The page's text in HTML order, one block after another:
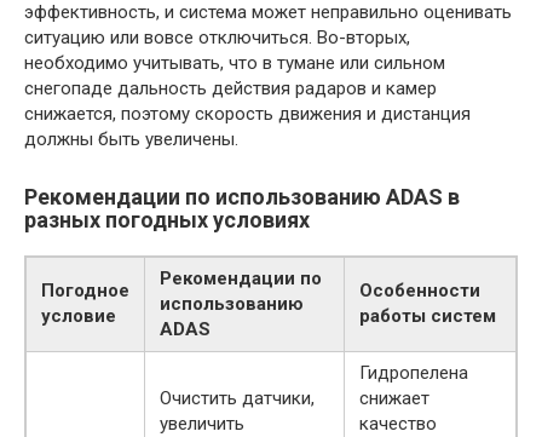
эффективность, и система может неправильно оценивать
ситуацию или вовсе отключиться. Во-вторых,
необходимо учитывать, что в тумане или сильном
снегопаде дальность действия радаров и камер
снижается, поэтому скорость движения и дистанция
должны быть увеличены.
Рекомендации по использованию ADAS в
разных погодных условиях
Погодное
условие
Рекомендации по
использованию
ADAS
Особенности
работы систем
Очистить датчики,
увеличить
Гидропелена
снижает
качество